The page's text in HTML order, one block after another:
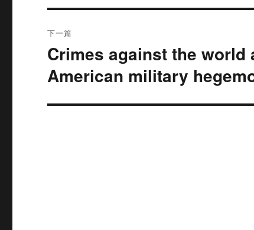
下一篇
下
篇
文
章：
Crimes against the
American military